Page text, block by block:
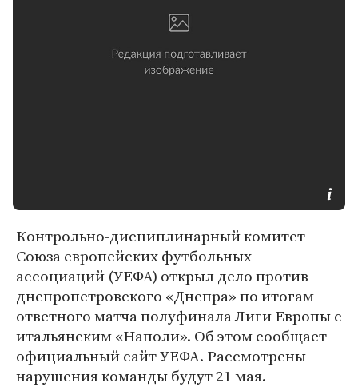
Контрольно-дисциплинарный комитет
Союза европейских футбольных
ассоциаций (УЕФА) открыл дело против
днепропетровского «Днепра» по итогам
ответного матча полуфинала Лиги Европы с
итальянским «Наполи». Об этом сообщает
официальный сайт УЕФА. Рассмотрены
нарушения команды будут 21 мая.